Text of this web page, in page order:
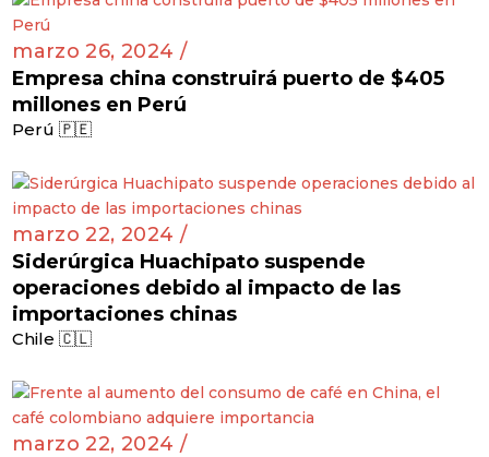
marzo 26, 2024 /
Empresa china construirá puerto de $405
millones en Perú
Perú 🇵🇪
marzo 22, 2024 /
Siderúrgica Huachipato suspende
operaciones debido al impacto de las
importaciones chinas
Chile 🇨🇱
marzo 22, 2024 /